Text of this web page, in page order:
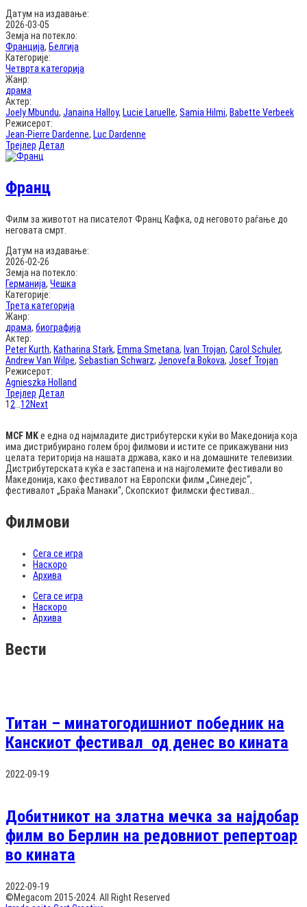
Датум на издавање:
2026-03-05
Земја на потекло:
Франција, Белгија
Категорије:
Четврта категорија
Жанр:
драма
Актер:
Joely Mbundu, Janaina Halloy, Lucie Laruelle, Samia Hilmi, Babette Verbeek
Режисерот:
Jean-Pierre Dardenne, Luc Dardenne
Трејлер Детал
Франц
Филм за животот на писателот Франц Кафка, од неговото раѓање до
неговата смрт.
Датум на издавање:
2026-02-26
Земја на потекло:
Германија, Чешка
Категорије:
Трета категорија
Жанр:
драма, биографија
Актер:
Peter Kurth, Katharina Stark, Emma Smetana, Ivan Trojan, Carol Schuler,
Andrew Van Wilpe, Sebastian Schwarz, Jenovefa Bokova, Josef Trojan
Режисерот:
Agnieszka Holland
Трејлер Детал
12…12Next
MCF MKе една од најмладите дистрибутерски куќи во Македонија која
има дистрибуирано голем број филмови и истите се прикажувани низ
целата територија на нашата држава, како и на домашните телевизии.
Дистрибутерската куќа е застапена и на најголемите фестивали во
Македонија, како фестивалот на Европски филм „Синедејс“,
фестивалот „Браќа Манаки“, Скопскиот филмски фестивал…
Филмови
Сега се игра
Наскоро
Архива
Сега се игра
Наскоро
Архива
Вести
Титан – минатогодишниот победник на
Канскиот фестивал од денес во кината
2022-09-19
Добитникот на златна мечка за најдобар
филм во Берлин на редовниот репертоар
во кината
2022-09-19
©Megacom 2015-2024. All Right Reserved